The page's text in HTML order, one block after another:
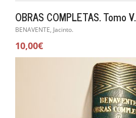
OBRAS COMPLETAS. Tomo V.
BENAVENTE, Jacinto.
10,00€